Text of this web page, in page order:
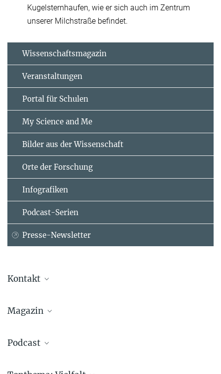
Kugelsternhaufen, wie er sich auch im Zentrum
unserer Milchstraße befindet.
Wissenschaftsmagazin
Veranstaltungen
Portal für Schulen
My Science and Me
Bilder aus der Wissenschaft
Orte der Forschung
Infografiken
Podcast-Serien
Presse-Newsletter
Kontakt
Leader Lise Meitner Group “Galactic Nuclei”
neumayer@...
Magazin
Podcast